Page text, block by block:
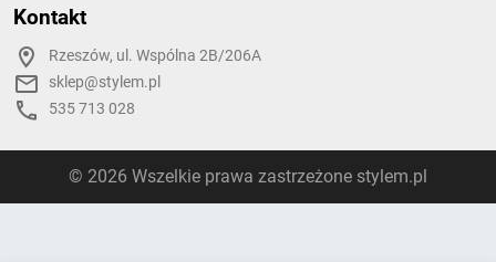
Kontakt
Rzeszów, ul. Wspólna 2B/206A
sklep@stylem.pl
535 713 028
© 2026 Wszelkie prawa zastrzeżone stylem.pl